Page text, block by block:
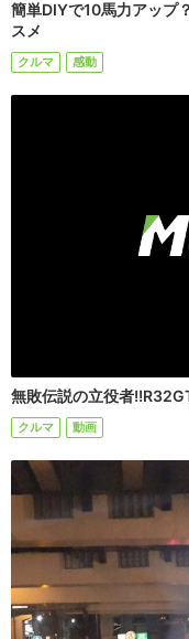
簡単DIYで10馬力アップ
スメ
クルマ 感動
無敗伝説の立役者
クルマ 動画